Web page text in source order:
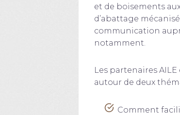
et de boisements
d’abattage
communication
notamment.
Les partenaires
autour de deux
Comment